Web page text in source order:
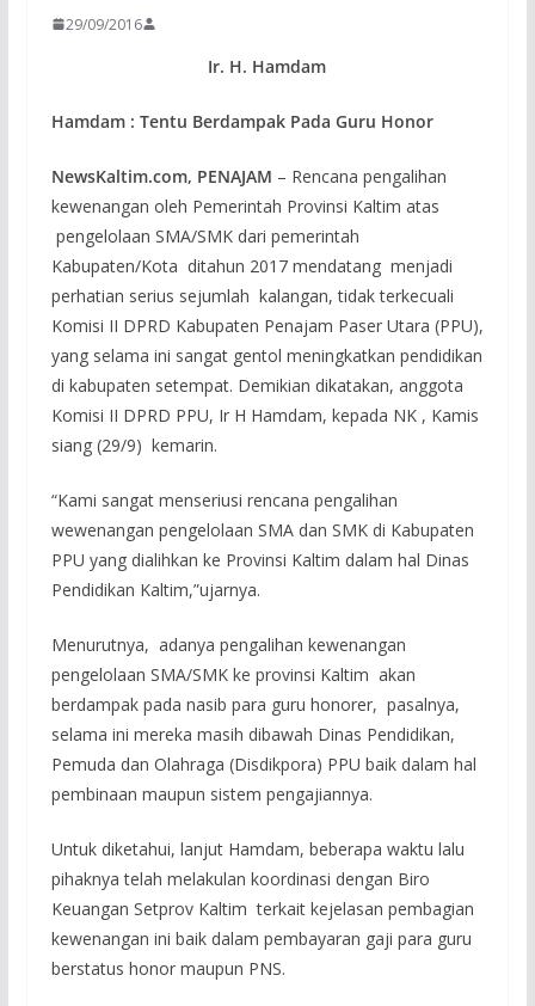
29/09/2016
Ir. H. Hamdam
Hamdam : Tentu Berdampak Pada Guru Honor
NewsKaltim.com, PENAJAM – Rencana pengalihan
kewenangan oleh Pemerintah Provinsi Kaltim atas
pengelolaan SMA/SMK dari pemerintah
Kabupaten/Kota ditahun 2017 mendatang menjadi
perhatian serius sejumlah kalangan, tidak terkecuali
Komisi II DPRD Kabupaten Penajam Paser Utara (PPU),
yang selama ini sangat gentol meningkatkan pendidikan
di kabupaten setempat. Demikian dikatakan, anggota
Komisi II DPRD PPU, Ir H Hamdam, kepada NK , Kamis
siang (29/9) kemarin.
“Kami sangat menseriusi rencana pengalihan
wewenangan pengelolaan SMA dan SMK di Kabupaten
PPU yang dialihkan ke Provinsi Kaltim dalam hal Dinas
Pendidikan Kaltim,”ujarnya.
Menurutnya, adanya pengalihan kewenangan
pengelolaan SMA/SMK ke provinsi Kaltim akan
berdampak pada nasib para guru honorer, pasalnya,
selama ini mereka masih dibawah Dinas Pendidikan,
Pemuda dan Olahraga (Disdikpora) PPU baik dalam hal
pembinaan maupun sistem pengajiannya.
Untuk diketahui, lanjut Hamdam, beberapa waktu lalu
pihaknya telah melakulan koordinasi dengan Biro
Keuangan Setprov Kaltim terkait kejelasan pembagian
kewenangan ini baik dalam pembayaran gaji para guru
berstatus honor maupun PNS.